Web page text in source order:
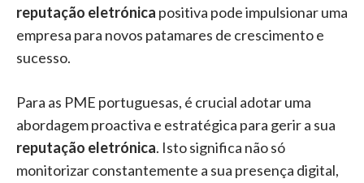
reputação eletrónica positiva pode impulsionar uma
empresa para novos patamares de crescimento e
sucesso.
Para as PME portuguesas, é crucial adotar uma
abordagem proactiva e estratégica para gerir a sua
reputação eletrónica. Isto significa não só
monitorizar constantemente a sua presença digital,